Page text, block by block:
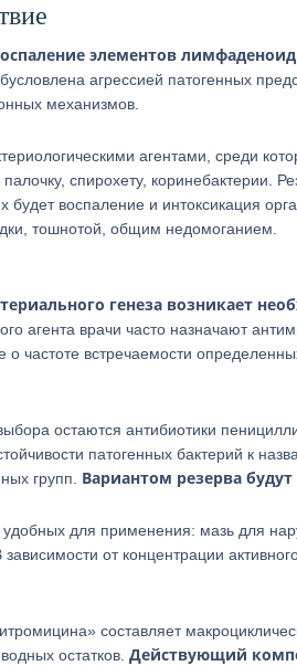
элементов
агрессией патогенных
механизмов.
агентами, среди
спирохету, коринебактерии.
будет воспаление и интоксикация
тошнотой, общим недомоганием.
генеза возникает
агента врачи часто назначают
частоте встречаемости
остаются антибиотики
патогенных бактерий к
групп. Вариантом резерва
для применения: мазь для
от концентрации
составляет
остатков. Действующий